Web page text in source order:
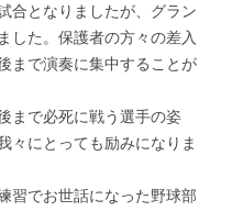
合となりましたが、グラン
した。保護者の方々の差入
まで演奏に集中することが
まで必死に戦う選手の姿
々にとっても励みになりま
習でお世話になった野球部